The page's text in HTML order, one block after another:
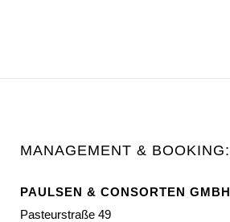
MANAGEMENT & BOOKING:
PAULSEN & CONSORTEN GMBH
Pasteurstraße 49